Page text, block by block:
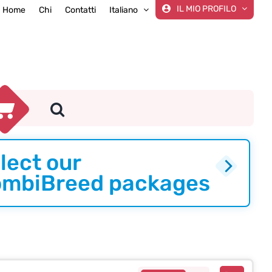
Home Chi Contatti Italiano IL MIO PROFILO
our
packages